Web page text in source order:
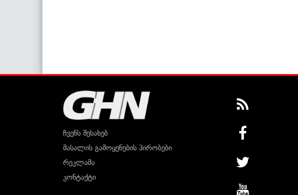
ჩვენს შესახებ
მასალის გამოყენების პირობები
რეკლამა
კონტაქტი